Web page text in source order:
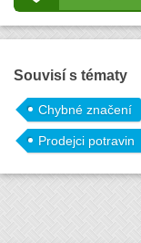
Souvisí s tématy
Chybné značení
Prodejci potravin